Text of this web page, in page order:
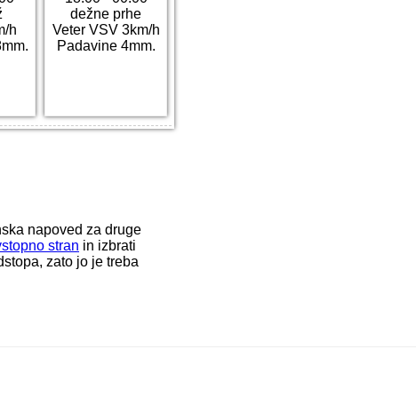
h
dežne prhe
Veter VSV 3km/h
Padavine 4mm.
napoved za druge
stran in izbrati
zato jo je treba